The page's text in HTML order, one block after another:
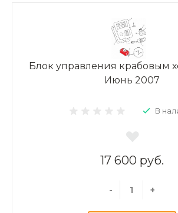
Блок управления крабовым
Июнь 2007
В
17 600 руб.
- +